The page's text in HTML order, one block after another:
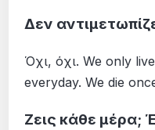
Δεν
Όχι, όχι. We only
everyday. We die
Ζεις κάθε μέρα;